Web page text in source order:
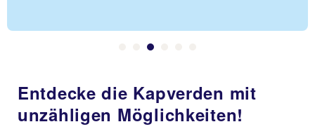
Entdecke die Kapverden mit
unzähligen Möglichkeiten!